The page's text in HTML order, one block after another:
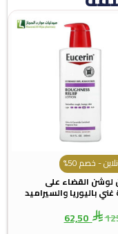
50%
القضاء على
والسيراميد
62,50